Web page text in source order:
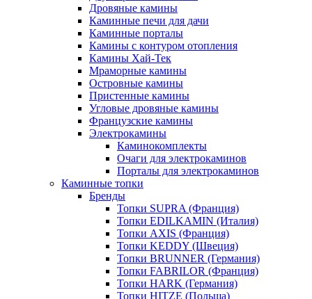
Дровяные камины
Каминные печи для дачи
Каминные порталы
Камины с контуром отопления
Камины Хай-Тек
Мраморные камины
Островные камины
Пристенные камины
Угловые дровяные камины
Французские камины
Электрокамины
Каминокомплекты
Очаги для электрокаминов
Порталы для электрокаминов
Каминные топки
Бренды
Топки SUPRA (Франция)
Топки EDILKAMIN (Италия)
Топки AXIS (Франция)
Топки KEDDY (Швеция)
Топки BRUNNER (Германия)
Топки FABRILOR (Франция)
Топки HARK (Германия)
Топки HITZE (Польша)